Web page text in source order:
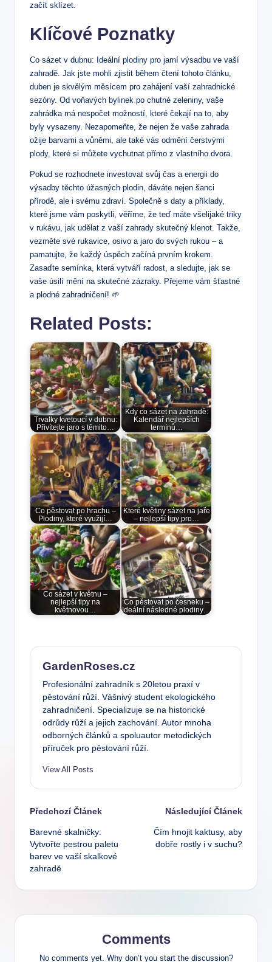
začít sklízet.
Klíčové Poznatky
Co sázet v dubnu: Ideální plodiny pro jarní výsadbu ve vaší
zahradě. Jak jste mohli zjistit během čtení tohoto článku,
duben je skvělým měsícem pro zahájení vaší zahradnické
sezóny. Od voňavých bylinek po chutné zeleniny, vaše
zahrádka má nespočet možností, které čekají na to, aby
byly vysazeny. Nezapomeňte, že nejen že vaše zahrada
ožije barvami a vůněmi, ale také vás odmění čerstvými
plody, které si můžete vychutnat přímo z vlastního dvora.
Pokud se rozhodnete investovat svůj čas a energii do
výsadby těchto úžasných plodin, dáváte nejen šanci
přírodě, ale i svému zdraví. Společně s daty a příklady,
které jsme vám poskytli, věříme, že teď máte všelijaké triky
v rukávu, jak udělat z vaší zahrady skutečný klenot. Takže,
vezměte své rukavice, osivo a jaro do svých rukou – a
pamatujte, že každý úspěch začíná prvním krokem.
Zasaďte semínka, která vytváří radost, a sledujte, jak se
vaše úsilí mění na skutečné zázraky. Přejeme vám šťastné
a plodné zahradničení! 🌱
Related Posts:
Trvalky kvetoucí v dubnu:
Přivítejte jaro s těmito…
Kdy co sázet na zahradě:
Kalendář nejlepších
termínů…
Co pěstovat po hrachu –
Plodiny, které využijí…
Které květiny sázet na jaře
– nejlepší tipy pro…
Co sázet v květnu –
nejlepší tipy na
květnovou…
Co pěstovat po česneku –
Ideální následné plodiny…
GardenRoses.cz
Profesionální zahradník s 20letou praxí v
pěstování růží. Vášnivý student ekologického
zahradničení. Specializuje se na historické
odrůdy růží a jejich zachování. Autor mnoha
odborných článků a spoluautor metodických
příruček pro pěstování růží.
View All Posts
Post
navigation
Předchozí Článek
Barevné skalničky:
Vytvořte pestrou paletu
barev ve vaší skalkové
zahradě
Následující Článek
Čím hnojit kaktusy, aby
dobře rostly i v suchu?
Comments
No comments yet. Why don’t you start the discussion?